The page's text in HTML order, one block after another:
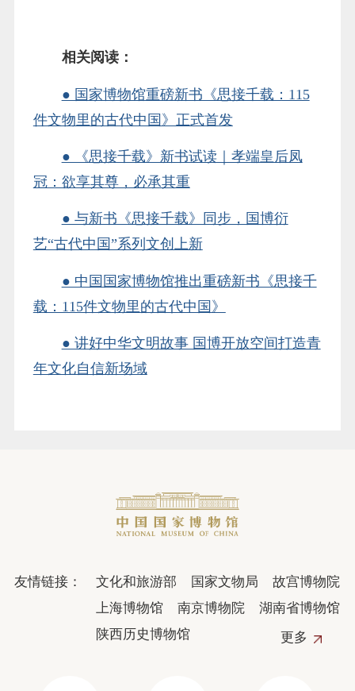
相关阅读：
● 国家博物馆重磅新书《思接千载：115
件文物里的古代中国》正式首发
● 《思接千载》新书试读｜孝端皇后凤
冠：欲享其尊，必承其重
● 与新书《思接千载》同步，国博衍
艺“古代中国”系列文创上新
● 中国国家博物馆推出重磅新书《思接千
载：115件文物里的古代中国》
● 讲好中华文明故事 国博开放空间打造青
年文化自信新场域
友情链接： 文化和旅游部 国家文物局
故宫博物院
上海博物馆
南京博物院
湖南省博物馆
陕西历史博物馆
更多